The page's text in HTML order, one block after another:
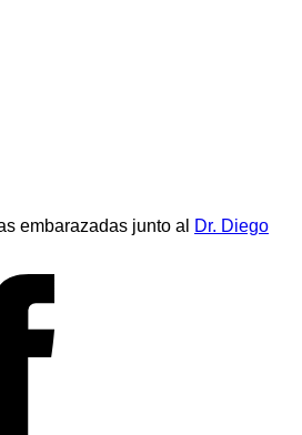
embarazadas junto al
Dr. Diego